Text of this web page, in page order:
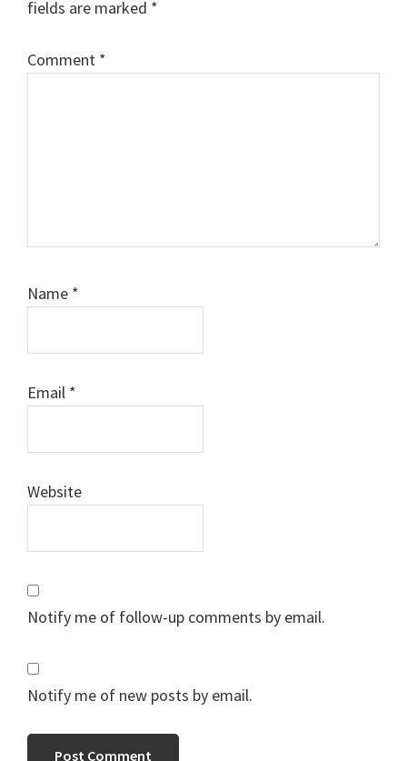
fields are marked *
Comment *
Name *
Email *
Website
Notify me of follow-up comments by email.
Notify me of new posts by email.